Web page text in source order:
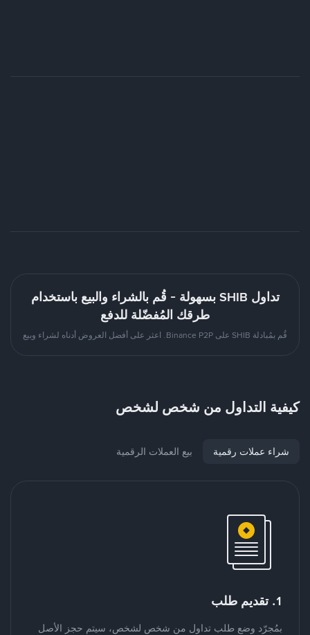
تداول SHIB بسهولة - قُم بالشراء والبيع باستخدام
طرقك المُفضّلة للدفع
قُم بمُبادلة SHIB على Binance P2P. اعثر على أفضل العروض أدناه لشراء وبيع
كيفية التداول من شخص لشخص
شراء عملات رقمية بيع العملات الرقمية
1. تقديم طلب
بمُجرّد وضع طلب تداول من شخص لشخص، سيتم حجز الأصل